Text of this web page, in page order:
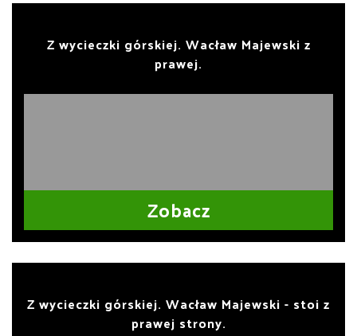
Z wycieczki górskiej. Wacław Majewski z
prawej.
Zobacz
Z wycieczki górskiej. Wacław Majewski - stoi z
prawej strony.